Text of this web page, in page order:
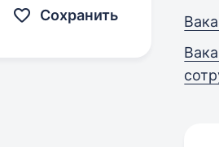
Сохранить